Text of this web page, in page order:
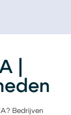
|
Bedrijven